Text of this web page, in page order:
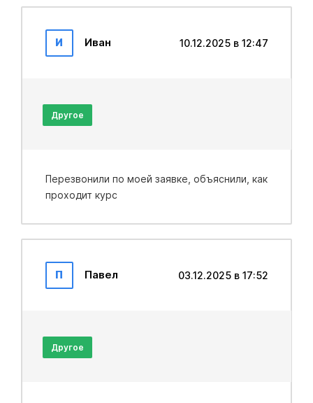
И Иван 10.12.2025 в 12:47
Другое
Перезвонили по моей заявке, объяснили, как
проходит курс
П Павел 03.12.2025 в 17:52
Другое